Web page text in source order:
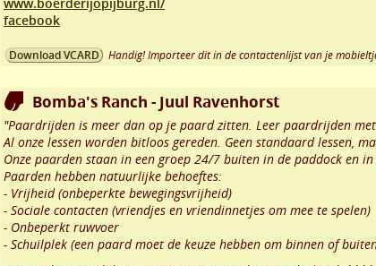
facebook
Download VCARD Handig! Importeer dit in de contactenlijst van je
Bomba's Ranch - Juul Ravenhorst
"Paardrijden is meer dan op je paard zitten. Leer paardrijden
Al onze lessen worden bitloos gereden. Geen standaard lessen,
Onze paarden staan in een groep 24/7 buiten in de paddock en
Paarden hebben natuurlijke behoeftes:
- Vrijheid (onbeperkte bewegingsvrijheid)
- Sociale contacten (vriendjes en vriendinnetjes om mee te spelen)
- Onbeperkt ruwvoer
- Schuilplek (een paard moet de keuze hebben om binnen of